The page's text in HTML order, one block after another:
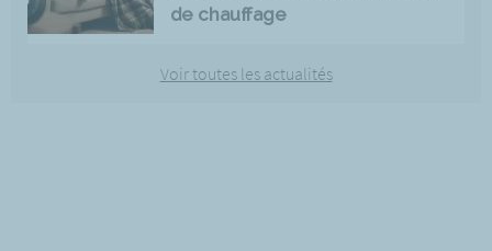
de chauffage
Voir toutes les actualités